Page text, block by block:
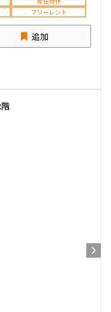
フリーレント
追加